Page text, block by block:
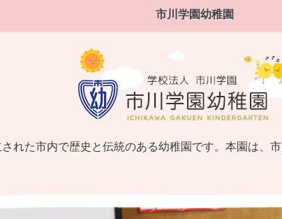
市川学園幼稚園
れた市内で歴史と伝統のある幼稚園です。本園は、